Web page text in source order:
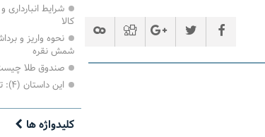
شرایط
کالا
نحوه واریز و
شمش نقره
صندوق طلا
این داستان (۴): تخت بخواب
کلیدواژه ها